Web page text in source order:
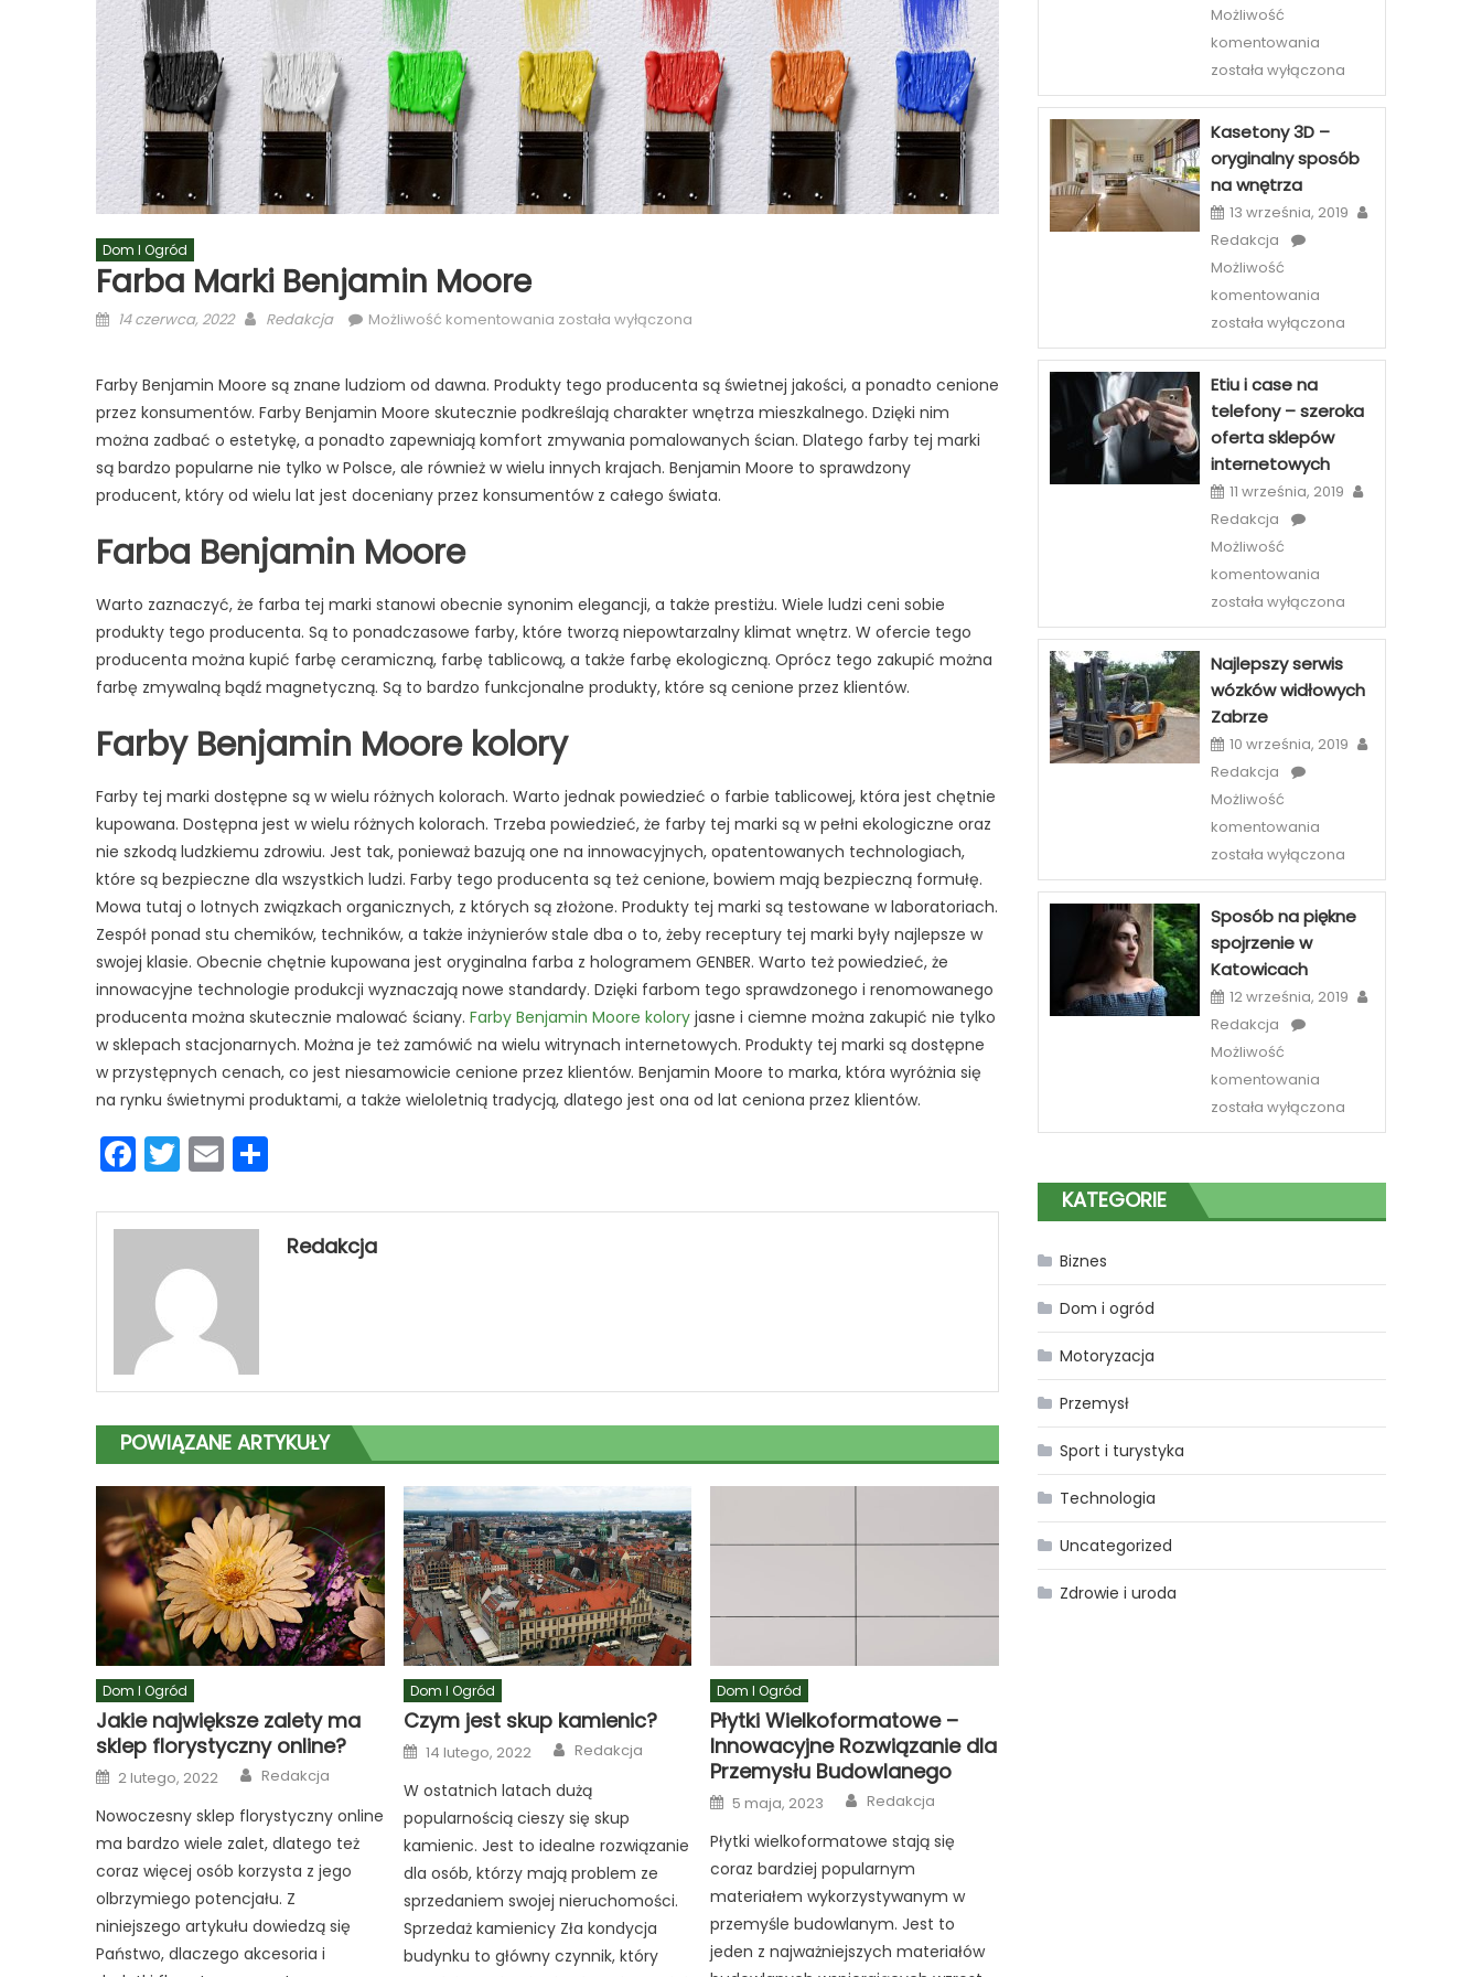
Dom I Ogród
Farba Marki Benjamin Moore
Posted
14 czerwca, 2022 Author
Redakcja Możliwość komentowania Farba
Moore
została wyłączona
Farby Benjamin Moore są znane ludziom od dawna. Produkty tego producenta są świetnej jakości, a ponadto cenione
przez konsumentów. Farby Benjamin Moore skutecznie podkreślają charakter wnętrza mieszkalnego. Dzięki nim
można zadbać o estetykę, a ponadto zapewniają komfort zmywania pomalowanych ścian. Dlatego farby tej marki
są bardzo popularne nie tylko w Polsce, ale również w wielu innych krajach. Benjamin Moore to sprawdzony
producent, który od wielu lat jest doceniany przez konsumentów z całego świata.
Farba Benjamin Moore
Warto zaznaczyć, że farba tej marki stanowi obecnie synonim elegancji, a także prestiżu. Wiele ludzi ceni sobie
produkty tego producenta. Są to ponadczasowe farby, które tworzą niepowtarzalny klimat wnętrz. W ofercie tego
producenta można kupić farbę ceramiczną, farbę tablicową, a także farbę ekologiczną. Oprócz tego zakupić można
farbę zmywalną bądź magnetyczną. Są to bardzo funkcjonalne produkty, które są cenione przez klientów.
Farby Benjamin Moore kolory
Farby tej marki dostępne są w wielu różnych kolorach. Warto jednak powiedzieć o farbie tablicowej, która jest chętnie
kupowana. Dostępna jest w wielu różnych kolorach. Trzeba powiedzieć, że farby tej marki są w pełni ekologiczne oraz
nie szkodą ludzkiemu zdrowiu. Jest tak, ponieważ bazują one na innowacyjnych, opatentowanych technologiach,
które są bezpieczne dla wszystkich ludzi. Farby tego producenta są też cenione, bowiem mają bezpieczną formułę.
Mowa tutaj o lotnych związkach organicznych, z których są złożone. Produkty tej marki są testowane w laboratoriach.
Zespół ponad stu chemików, techników, a także inżynierów stale dba o to, żeby receptury tej marki były najlepsze w
swojej klasie. Obecnie chętnie kupowana jest oryginalna farba z hologramem GENBER. Warto też powiedzieć, że
innowacyjne technologie produkcji wyznaczają nowe standardy. Dzięki farbom tego sprawdzonego i renomowanego
producenta można skutecznie malować ściany. Farby Benjamin Moore kolory jasne i ciemne można zakupić nie tylko
w sklepach stacjonarnych. Można je też zamówić na wielu witrynach internetowych. Produkty tej marki są dostępne
w przystępnych cenach, co jest niesamowicie cenione przez klientów. Benjamin Moore to marka, która wyróżnia się
na rynku świetnymi produktami, a także wieloletnią tradycją, dlatego jest ona od lat ceniona przez klientów.
Facebook
Twitter
Email
Redakcja
POWIĄZANE ARTYKUŁY
Dom I Ogród
Jakie największe zalety ma
sklep florystyczny online?
Posted
on
2 lutego, 2022 Author
Redakcja
Nowoczesny sklep florystyczny online
ma bardzo wiele zalet, dlatego też
coraz więcej osób korzysta z jego
olbrzymiego potencjału. Z
niniejszego artykułu dowiedzą się
Państwo, dlaczego akcesoria i
Dom I Ogród
Czym jest skup kamienic?
Posted
on
14 lutego, 2022 Author
Redakcja
W ostatnich latach dużą
popularnością cieszy się skup
kamienic. Jest to idealne rozwiązanie
dla osób, którzy mają problem ze
sprzedaniem swojej nieruchomości.
Sprzedaż kamienicy Zła kondycja
budynku to główny czynnik, który
Dom I Ogród
Płytki Wielkoformatowe –
Innowacyjne Rozwiązanie dla
Przemysłu Budowlanego
Posted
on
5 maja, 2023 Author
Redakcja
Płytki wielkoformatowe stają się
coraz bardziej popularnym
materiałem wykorzystywanym w
przemyśle budowlanym. Jest to
jeden z najważniejszych materiałów
Możliwość
komentowania
–
sposób
uśmiech
Szczecinie
została wyłączona
Kasetony 3D –
oryginalny sposób
na wnętrza
13 września, 2019
Redakcja
Możliwość
komentowania
3D
–
na
wnętrza
została wyłączona
Etiu i case na
telefony – szeroka
oferta sklepów
internetowych
11 września, 2019
Redakcja
Możliwość
komentowania
i
case
telefony
–
oferta
została wyłączona
Najlepszy serwis
wózków widłowych
Zabrze
10 września, 2019
Redakcja
Możliwość
komentowania
serwis
wózków
Zabrze
została wyłączona
Sposób na piękne
spojrzenie w
Katowicach
12 września, 2019
Redakcja
Możliwość
komentowania
na
piękne
w
została wyłączona
KATEGORIE
Biznes
Dom i ogród
Motoryzacja
Przemysł
Sport i turystyka
Technologia
Uncategorized
Zdrowie i uroda